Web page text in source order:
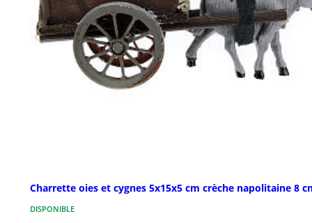
Charrette oies et cygnes 5x15x5 cm crèche napolitaine 8
DISPONIBLE